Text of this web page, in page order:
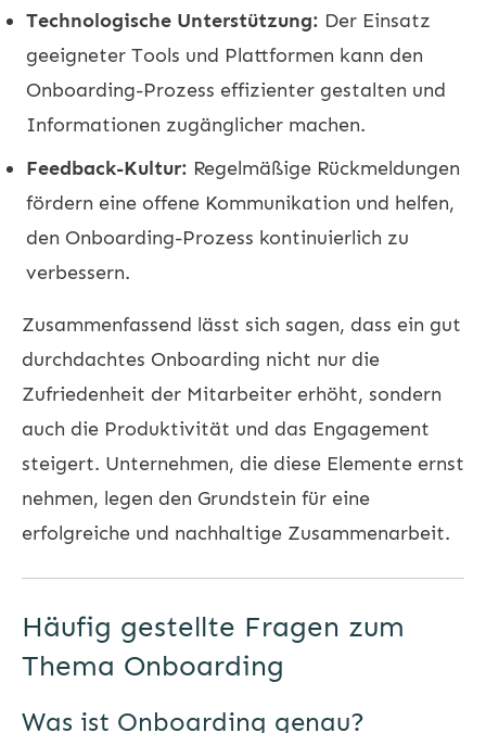
Technologische Unterstützung: Der Einsatz
geeigneter Tools und Plattformen kann den
Onboarding-Prozess effizienter gestalten und
Informationen zugänglicher machen.
Feedback-Kultur: Regelmäßige Rückmeldungen
fördern eine offene Kommunikation und helfen,
den Onboarding-Prozess kontinuierlich zu
verbessern.
Zusammenfassend lässt sich sagen, dass ein gut
durchdachtes Onboarding nicht nur die
Zufriedenheit der Mitarbeiter erhöht, sondern
auch die Produktivität und das Engagement
steigert. Unternehmen, die diese Elemente ernst
nehmen, legen den Grundstein für eine
erfolgreiche und nachhaltige Zusammenarbeit.
Häufig gestellte Fragen zum
Thema Onboarding
Was ist Onboarding genau?